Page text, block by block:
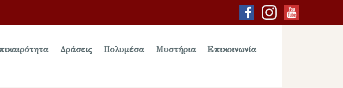
Δράσεις Πολυμέσα Μυστήρια Επικοινωνία